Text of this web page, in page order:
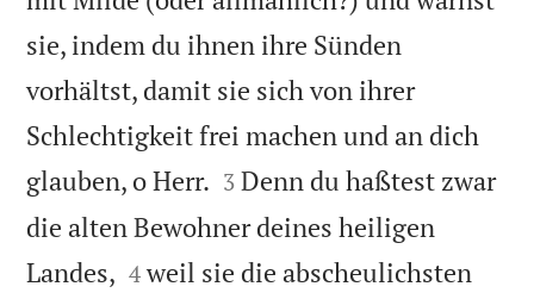
sie, indem du ihnen ihre Sünden
vorhältst, damit sie sich von ihrer
Schlechtigkeit frei machen und an dich
glauben, o Herr. 

3 Denn du haßtest zwar
die alten Bewohner deines heiligen
Landes, 

4 weil sie die abscheulichsten